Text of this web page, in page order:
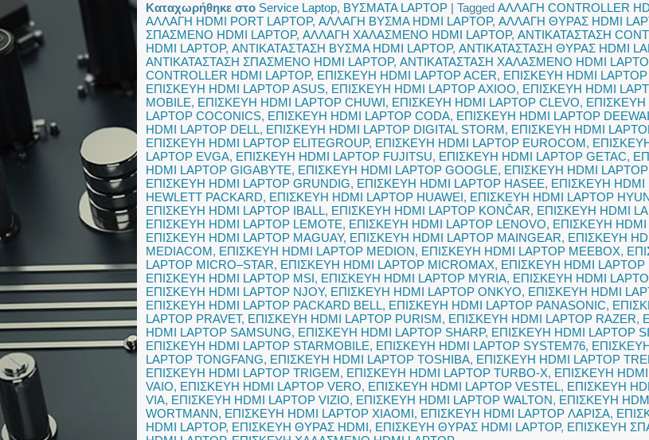
Καταχωρήθηκε στο Service Laptop, ΒΥΣΜΑΤΑ LAPTOP | Tagged ΑΛΛΑΓΗ CONTROLLER
ΑΛΛΑΓΗ HDMI PORT LAPTOP, ΑΛΛΑΓΗ ΒΥΣΜΑ HDMI LAPTOP, ΑΛΛΑΓΗ ΘΥΡΑΣ HDMI
ΣΠΑΣΜΕΝΟ HDMI LAPTOP, ΑΛΛΑΓΗ ΧΑΛΑΣΜΕΝΟ HDMI LAPTOP, ΑΝΤΙΚΑΤΑΣΤΑΣΗ
HDMI LAPTOP, ΑΝΤΙΚΑΤΑΣΤΑΣΗ ΒΥΣΜΑ HDMI LAPTOP, ΑΝΤΙΚΑΤΑΣΤΑΣΗ ΘΥΡΑΣ HDMI
ΑΝΤΙΚΑΤΑΣΤΑΣΗ ΣΠΑΣΜΕΝΟ HDMI LAPTOP, ΑΝΤΙΚΑΤΑΣΤΑΣΗ ΧΑΛΑΣΜΕΝΟ HDMI
CONTROLLER HDMI LAPTOP, ΕΠΙΣΚΕΥΗ HDMI LAPTOP ACER, ΕΠΙΣΚΕΥΗ HDMI LAPTOP
ΕΠΙΣΚΕΥΗ HDMI LAPTOP ASUS, ΕΠΙΣΚΕΥΗ HDMI LAPTOP AXIOO, ΕΠΙΣΚΕΥΗ HDMI
MOBILE, ΕΠΙΣΚΕΥΗ HDMI LAPTOP CHUWI, ΕΠΙΣΚΕΥΗ HDMI LAPTOP CLEVO, ΕΠΙΣΚΕΥΗ
LAPTOP COCONICS, ΕΠΙΣΚΕΥΗ HDMI LAPTOP CODA, ΕΠΙΣΚΕΥΗ HDMI LAPTOP DEEWAI
HDMI LAPTOP DELL, ΕΠΙΣΚΕΥΗ HDMI LAPTOP DIGITAL STORM, ΕΠΙΣΚΕΥΗ HDMI
ΕΠΙΣΚΕΥΗ HDMI LAPTOP ELITEGROUP, ΕΠΙΣΚΕΥΗ HDMI LAPTOP EUROCOM,
LAPTOP EVGA, ΕΠΙΣΚΕΥΗ HDMI LAPTOP FUJITSU, ΕΠΙΣΚΕΥΗ HDMI LAPTOP GETAC,
HDMI LAPTOP GIGABYTE, ΕΠΙΣΚΕΥΗ HDMI LAPTOP GOOGLE, ΕΠΙΣΚΕΥΗ HDMI
ΕΠΙΣΚΕΥΗ HDMI LAPTOP GRUNDIG, ΕΠΙΣΚΕΥΗ HDMI LAPTOP HASEE, ΕΠΙΣΚΕΥΗ HDMI
HEWLETT PACKARD, ΕΠΙΣΚΕΥΗ HDMI LAPTOP HUAWEI, ΕΠΙΣΚΕΥΗ HDMI LAPTOP
ΕΠΙΣΚΕΥΗ HDMI LAPTOP IBALL, ΕΠΙΣΚΕΥΗ HDMI LAPTOP KONČAR, ΕΠΙΣΚΕΥΗ HDMI
ΕΠΙΣΚΕΥΗ HDMI LAPTOP LEMOTE, ΕΠΙΣΚΕΥΗ HDMI LAPTOP LENOVO, ΕΠΙΣΚΕΥΗ HDMI
ΕΠΙΣΚΕΥΗ HDMI LAPTOP MAGUAY, ΕΠΙΣΚΕΥΗ HDMI LAPTOP MAINGEAR, ΕΠΙΣΚΕΥΗ
MEDIACOM, ΕΠΙΣΚΕΥΗ HDMI LAPTOP MEDION, ΕΠΙΣΚΕΥΗ HDMI LAPTOP MEEBOX,
LAPTOP MICRO–STAR, ΕΠΙΣΚΕΥΗ HDMI LAPTOP MICROMAX, ΕΠΙΣΚΕΥΗ HDMI LAPTOP
ΕΠΙΣΚΕΥΗ HDMI LAPTOP MSI, ΕΠΙΣΚΕΥΗ HDMI LAPTOP MYRIA, ΕΠΙΣΚΕΥΗ HDMI
ΕΠΙΣΚΕΥΗ HDMI LAPTOP NJOY, ΕΠΙΣΚΕΥΗ HDMI LAPTOP ONKYO, ΕΠΙΣΚΕΥΗ HDMI
ΕΠΙΣΚΕΥΗ HDMI LAPTOP PACKARD BELL, ΕΠΙΣΚΕΥΗ HDMI LAPTOP PANASONIC,
LAPTOP PRAVET, ΕΠΙΣΚΕΥΗ HDMI LAPTOP PURISM, ΕΠΙΣΚΕΥΗ HDMI LAPTOP RAZER,
HDMI LAPTOP SAMSUNG, ΕΠΙΣΚΕΥΗ HDMI LAPTOP SHARP, ΕΠΙΣΚΕΥΗ HDMI LAPTOP
ΕΠΙΣΚΕΥΗ HDMI LAPTOP STARMOBILE, ΕΠΙΣΚΕΥΗ HDMI LAPTOP SYSTEM76,
LAPTOP TONGFANG, ΕΠΙΣΚΕΥΗ HDMI LAPTOP TOSHIBA, ΕΠΙΣΚΕΥΗ HDMI LAPTOP
ΕΠΙΣΚΕΥΗ HDMI LAPTOP TRIGEM, ΕΠΙΣΚΕΥΗ HDMI LAPTOP TURBO-X, ΕΠΙΣΚΕΥΗ HDMI
VAIO, ΕΠΙΣΚΕΥΗ HDMI LAPTOP VERO, ΕΠΙΣΚΕΥΗ HDMI LAPTOP VESTEL, ΕΠΙΣΚΕΥΗ
VIA, ΕΠΙΣΚΕΥΗ HDMI LAPTOP VIZIO, ΕΠΙΣΚΕΥΗ HDMI LAPTOP WALTON, ΕΠΙΣΚΕΥΗ
WORTMANN, ΕΠΙΣΚΕΥΗ HDMI LAPTOP XIAOMI, ΕΠΙΣΚΕΥΗ HDMI LAPTOP ΛΑΡΙΣΑ,
HDMI LAPTOP, ΕΠΙΣΚΕΥΗ ΘΥΡΑΣ HDMI, ΕΠΙΣΚΕΥΗ ΘΥΡΑΣ HDMI LAPTOP, ΕΠΙΣΚΕΥΗ